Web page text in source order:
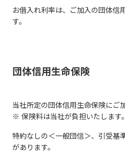
お借入れ利率は、ご加入の団体信
す。
団体信用生命保険
当社所定の団体信用生命保険にご
※ 保険料は当社が負担いたします。
特約なしの＜一般団信＞、引受基
があります。